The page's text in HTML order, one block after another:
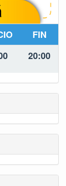
FIN
20:00